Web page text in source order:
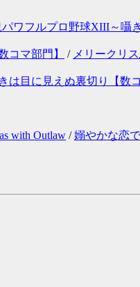
ワフルプロ野球XIII～囁
コマ部門】 / メリークリ
は目に見えぬ裏切り【数
with Outlaw /嫋やかな恋で